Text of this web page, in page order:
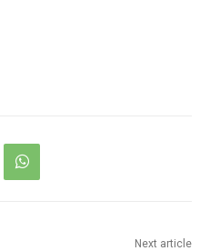
Next article